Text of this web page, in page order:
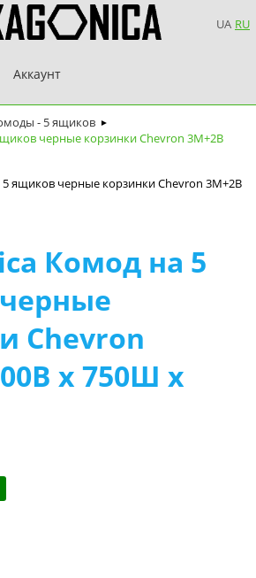
UA RU
Аккаунт
- 5 ящиков ►
черные корзинки Chevron 3М+2В
Комод на 5
Chevron
х 750Ш х